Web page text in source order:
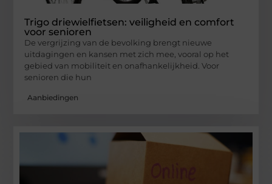
Trigo driewielfietsen: veiligheid en comfort
voor senioren
De vergrijzing van de bevolking brengt nieuwe
uitdagingen en kansen met zich mee, vooral op het
gebied van mobiliteit en onafhankelijkheid. Voor
senioren die hun
Aanbiedingen